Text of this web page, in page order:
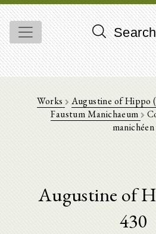
Search
Works Augustine of Hippo
Faustum Manichaeum
manichéen
Augustine of
430